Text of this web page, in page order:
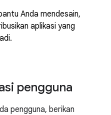
Anda mendesain,
aplikasi yang
pengguna
pengguna, berikan